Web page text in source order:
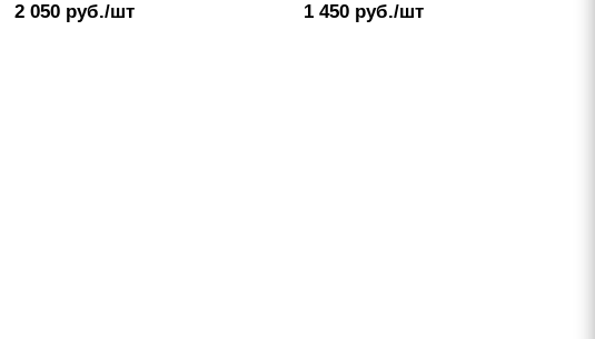
2 050 руб./шт 1 450 руб./шт